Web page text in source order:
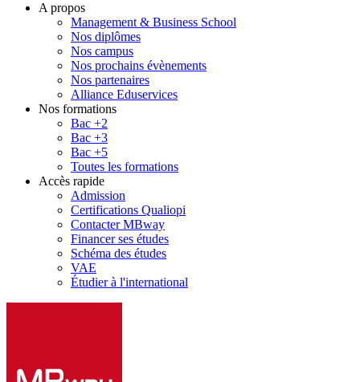
A propos
Management & Business School
Nos diplômes
Nos campus
Nos prochains évènements
Nos partenaires
Alliance Eduservices
Nos formations
Bac +2
Bac +3
Bac +5
Toutes les formations
Accès rapide
Admission
Certifications Qualiopi
Contacter MBway
Financer ses études
Schéma des études
VAE
Étudier à l'international